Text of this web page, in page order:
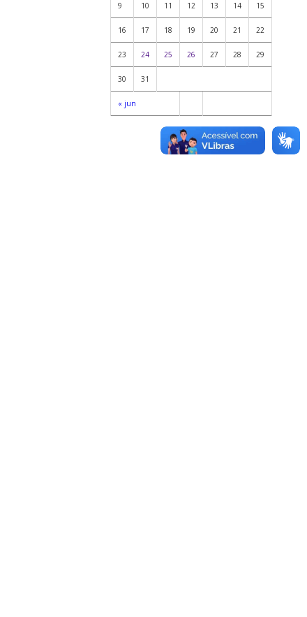
« jun
9 10 11 12 13 14 15
16 17 18 19 20 21 22
23 24 25 26 27 28 29
30 31